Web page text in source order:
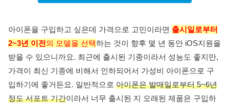
아이폰을 구입하고 싶은데 가격으로 고민이라면 출시일로부터
2~3년 이전의 모델을 선택하는 것이 향후 몇 년 동안 iOS지원을
받을 수 있으니까요. 최근에 출시된 기종이라서 성능도 좋지만,
가격이 최신 기종에 비해서 인하되어서 가성비 아이폰으로 구
입하기에 좋거든요. 일반적으로 아이폰은 발매일로부터 5~6년
정도 서포트 기간이라서 너무 출시된 지 오래된 제품은 구입하